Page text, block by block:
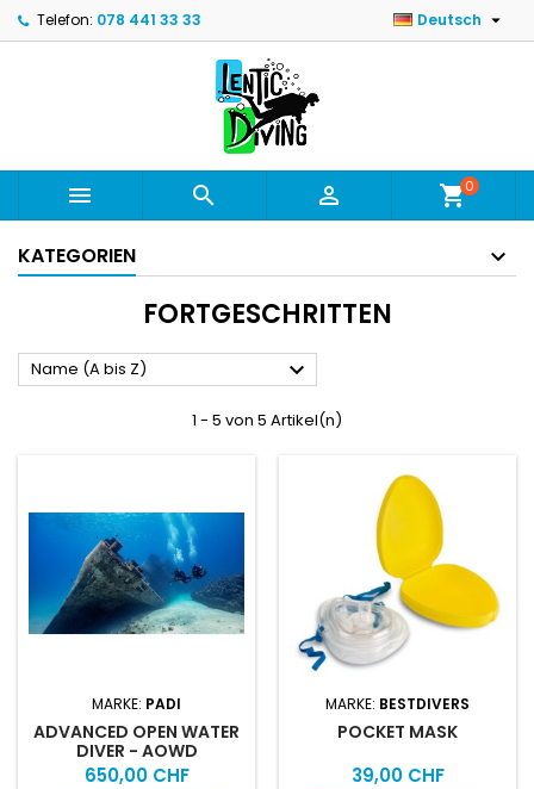
Telefon: 078 441 33 33 Deutsch 
   shopping_cart0
KATEGORIEN
FORTGESCHRITTEN
Name (A bis Z) 
1 - 5 von 5 Artikel(n)
MARKE: PADI
ADVANCED OPEN WATER
DIVER - AOWD
Preis
650,00 CHF
MARKE: BESTDIVERS
POCKET MASK
Preis
39,00 CHF